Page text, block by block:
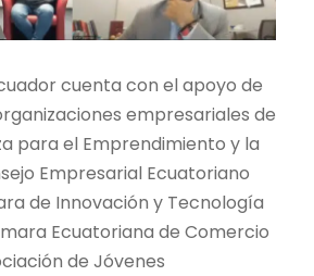
cuenta con el apoyo de
empresariales de
para el Emprendimiento y la
Empresarial Ecuatoriano
de Innovación y Tecnología
Ecuatoriana de Comercio
de Jóvenes